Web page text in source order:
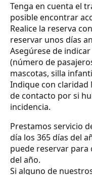
Tenga en cuenta el
posible encontrar
Realice la reserva
reservar unos días
Asegúrese de
(número de
mascotas, silla
Indique con claridad
de contacto por si
incidencia.
Prestamos servicio
día los 365 días del
puede reservar
del año.
Si alguno de